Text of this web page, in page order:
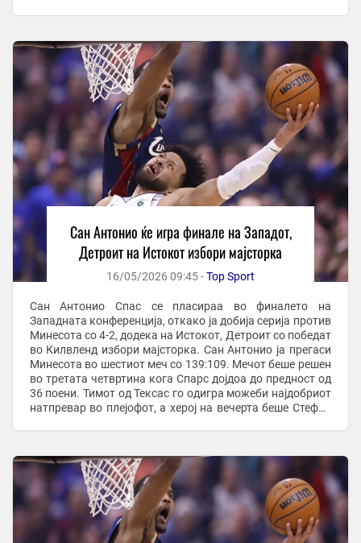
Сан Антонио ќе игра финале на Западот,
Детроит на Истокот избори мајсторка
16/05/2026 09:45 -Top Sport
Сан Антонио Спас се пласираа во финалето на
Западната конференција, откако ја добија серија против
Минесота со 4-2, додека на Истокот, Детроит со победат
во Килвленд избори мајсторка. Сан Антонио ја прегаси
Минесота во шестиот меч со 139:109. Мечот беше решен
во третата четвртина кога Спарс дојдоа до предност од
36 поени. Тимот од Тексас го одигра можеби најдобриот
натпревар во плејофот, а херој на вечерта беше Стефон